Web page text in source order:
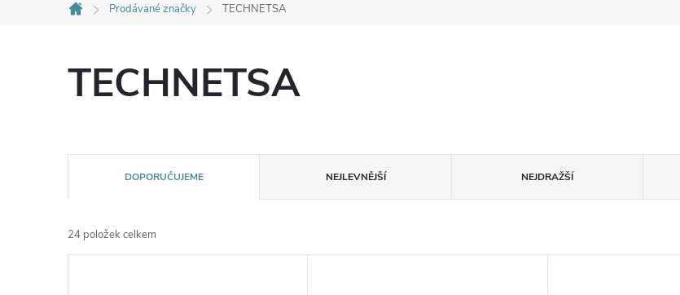
Domů
Prodávané značky TECHNETSA
TECHNETSA
a
z
DOPORUČUJEME NEJLEVNĚJŠÍ NEJDRAŽŠÍ
24 položek celkem